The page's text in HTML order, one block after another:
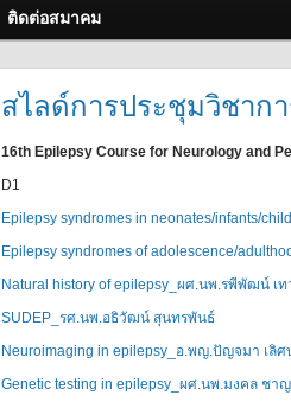
ติดต่อสมาคม
สไลด์การประชุมวิชาก
16th Epilepsy Course for Neurology and
D1
Epilepsy syndromes in neonates/infants/
Epilepsy syndromes of adolescence/
Natural history of epilepsy_ผศ.นพ.รพีพัฒน์ เ
SUDEP_รศ.นพ.อธิวัฒน์ สุนทรพันธ์
Neuroimaging in epilepsy_อ.พญ.ปัญจมา เลิ
Genetic testing in epilepsy_ผศ.นพ.มงคล ชา